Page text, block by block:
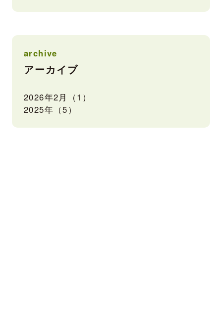
archive
アーカイブ
2026年2月（1）
2025年（5）